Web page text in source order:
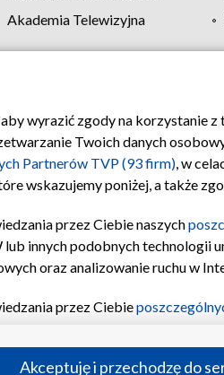
Akademia Telewizyjna
TVP Polityka
wyrazić zgody na korzystanie
Twoich danych
Partnerów TVP (93 firm), w
wskazujemy poniżej, a także
przez Ciebie naszych
innych podobnych technologii
oraz analizowanie ruchu w
przez Ciebie
i funkcji: przechowywania
reklam, tworzenia profilu
Akceptuję i przechodzę do